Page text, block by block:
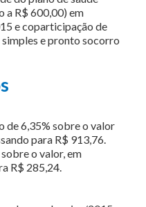
a R$ 600,00) em
e coparticipação de
e pronto socorro
de 6,35% sobre o valor
para R$ 913,76.
o valor, em
R$ 285,24.